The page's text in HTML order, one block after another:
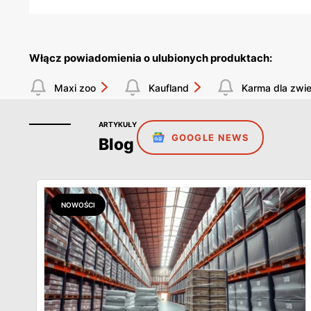
Włącz powiadomienia o ulubionych produktach:
Maxi zoo Kaufland Karma dla
ARTYKUŁY
Blog GOOGLE NEWS
NOWOŚCI